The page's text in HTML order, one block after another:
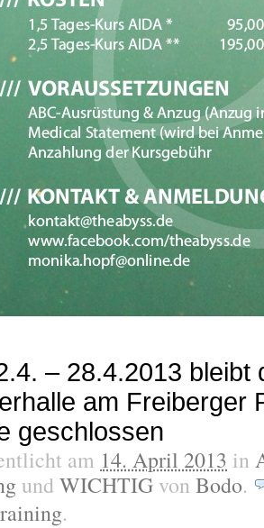
– 28.4.2013 bleibt
am Freiberger
geschlossen
am 14. April 2013 in
und WICHTIG von Bodo.
.